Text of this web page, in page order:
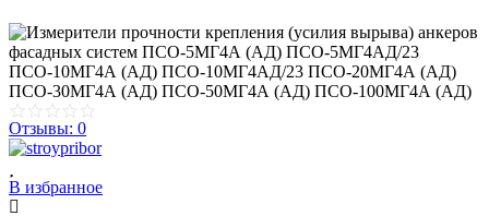
Отзывы: 0
В избранное